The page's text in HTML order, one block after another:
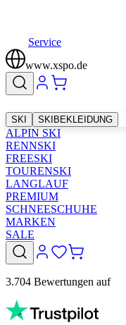
Service
www.xspo.de
SKI SKIBEKLEIDUNG
ALPIN SKI
RENNSKI
FREESKI
TOURENSKI
LANGLAUF
PREMIUM
SCHNEESCHUHE
MARKEN
SALE
3.704 Bewertungen auf